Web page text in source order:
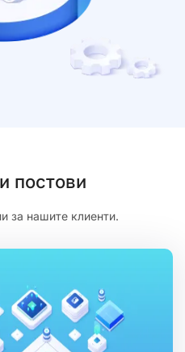
постови
за нашите клиенти.